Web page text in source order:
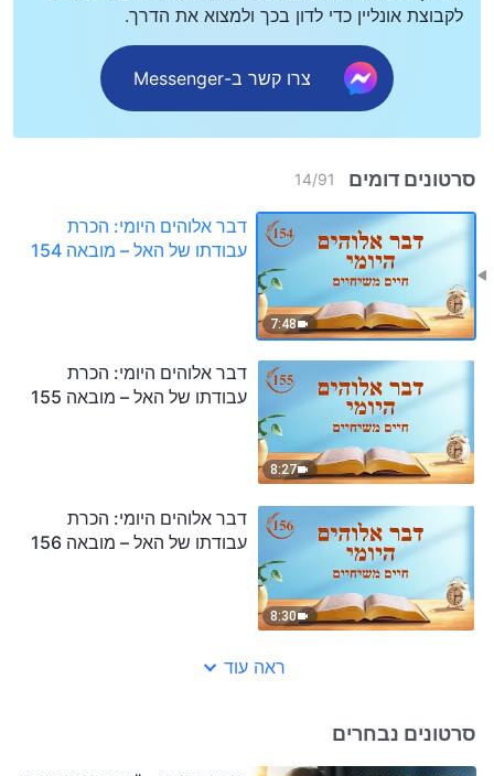
לקבוצת אונליין כדי לדון בכך ולמצוא את הדרך.
צרו קשר ב-Messenger
סרטונים דומים 14/91
7:48
דבר אלוהים היומי: הכרת
עבודתו של האל – מובאה 154
8:27
דבר אלוהים היומי: הכרת
עבודתו של האל – מובאה 155
8:30
דבר אלוהים היומי: הכרת
עבודתו של האל – מובאה 156
ראה עוד
סרטונים נבחרים